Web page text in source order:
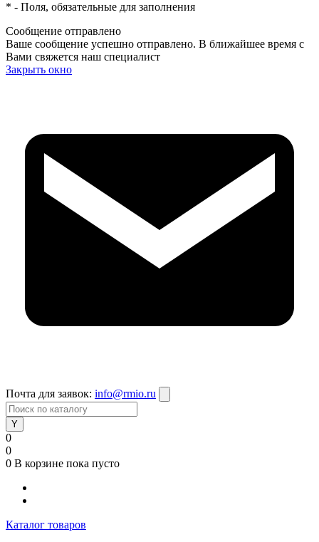
* - Поля, обязательные для заполнения
Сообщение отправлено
Ваше сообщение успешно отправлено. В ближайшее время с
Вами свяжется наш специалист
Закрыть окно
Почта для заявок: info@rmio.ru
0
0
0 В корзине пока пусто
Каталог товаров